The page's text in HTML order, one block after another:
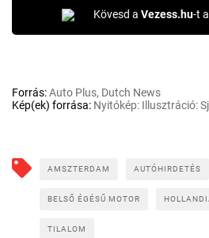
Kövesd a Vezess.hu-t
Forrás:Auto Plus, Dutch News
Kép(ek) forrása: Nyitókép: Illusztráció:
AMSZTERDAM AUTÓHIRDETÉS
BELSŐ ÉGÉSŰ MOTOR
TILALOM